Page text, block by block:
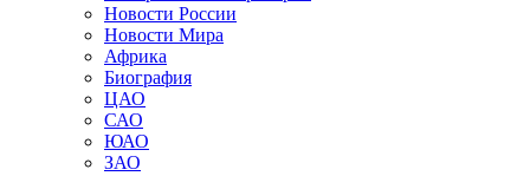
Новости России
Новости Мира
Африка
Биография
ЦАО
САО
ЮАО
ЗАО